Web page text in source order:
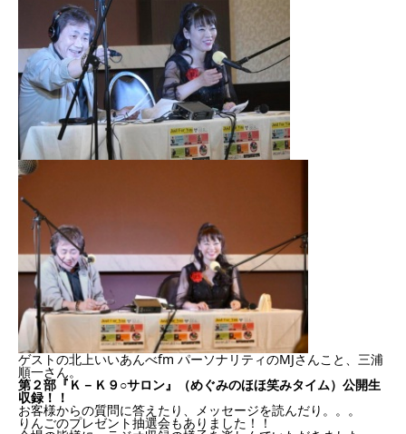
ゲストの北上いいあんべfm パーソナリティのMJさんこと、三浦
順一さん。
第２部『Ｋ－Ｋ９○サロン』（めぐみのほほ笑みタイム）公開生
収録！！
お客様からの質問に答えたり、メッセージを読んだり。。。
りんごのプレゼント抽選会もありました！！